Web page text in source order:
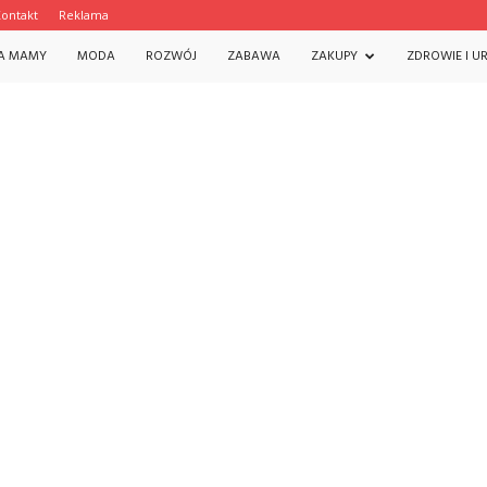
Reklama
MAMY MODA ROZWÓJ ZABAWA ZAKUPY ZDROWIE I